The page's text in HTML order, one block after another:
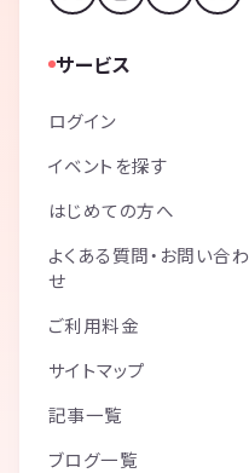
サービス
ログイン
イベントを探す
はじめての方へ
よくある質問・お問い合わ
せ
ご利用料金
サイトマップ
記事一覧
ブログ一覧